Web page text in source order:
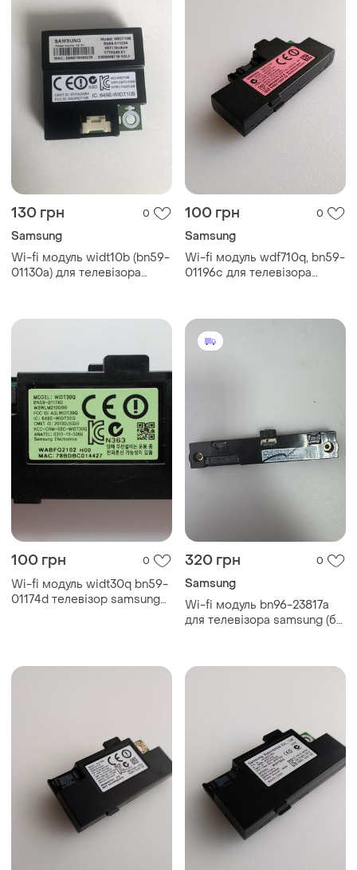
130 грн 0
Samsung
Wi-fi модуль widt10b (bn59-
01130a) для телевізора
100 грн 0
Samsung
Wi-fi модуль wdf710q, bn59-
01196c для телевізора
100 грн 0
Wi-fi модуль widt30q bn59-
01174d телевізор samsung
320 грн 0
Samsung
Wi-fi модуль bn96-23817a
для телевізора samsung (б/